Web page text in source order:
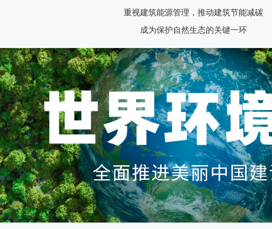
重视建筑能源管理，推动建筑节能减碳
成为保护自然生态的关键一环